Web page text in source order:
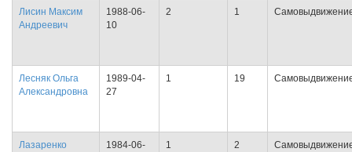
Лисин Максим
Андреевич
1988-06-
10
2 1
Лесняк Ольга
Александровна
1989-04-
27
1 19
Лазаренко
1984-06-
1 2